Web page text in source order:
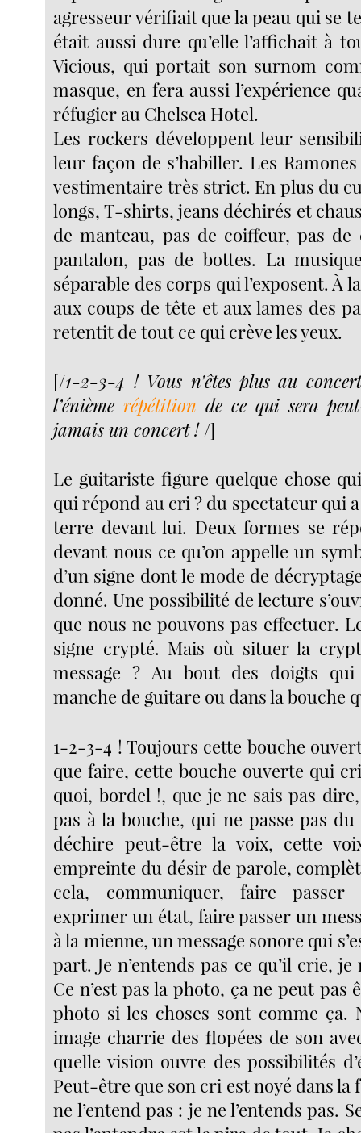
agresseur vérifiait que la peau qui se
était aussi dure qu’elle l’affichait à
Vicious, qui portait son surnom
masque, en fera aussi l’expérience
réfugier au Chelsea Hotel.
Les rockers développent leur
leur façon de s’habiller. Les
vestimentaire très strict. En plus du
longs, T-shirts, jeans déchirés et
de manteau, pas de coiffeur, pas de
pantalon, pas de bottes. La
séparable des corps qui l’exposent. À
aux coups de tête et aux lames des
retentit de tout ce qui crève les yeux.
[/1-2-3-4 ! Vous n’êtes plus au
l’énièmerépétition de ce qui sera
jamais un concert ! /]
Le guitariste figure quelque chose
qui répond au cri ? du spectateur qui
terre devant lui. Deux formes se
devant nous ce qu’on appelle un
d’un signe dont le mode de
donné. Une possibilité de lecture
que nous ne pouvons pas effectuer.
signe crypté. Mais où situer la
message ? Au bout des doigts
manche de guitare ou dans la bouche
1-2-3-4 ! Toujours cette bouche
que faire, cette bouche ouverte qui
quoi, bordel !, que je ne sais pas
pas à la bouche, qui ne passe pas
déchire peut-être la voix, cette
empreinte du désir de parole,
cela, communiquer, faire passer
exprimer un état, faire passer un
à la mienne, un message sonore qui
part. Je n’entends pas ce qu’il crie, je
Ce n’est pas la photo, ça ne peut pas
photo si les choses sont comme ça.
image charrie des flopées de son
quelle vision ouvre des possibilités
Peut-être que son cri est noyé dans la
ne l’entend pas : je ne l’entends pas.